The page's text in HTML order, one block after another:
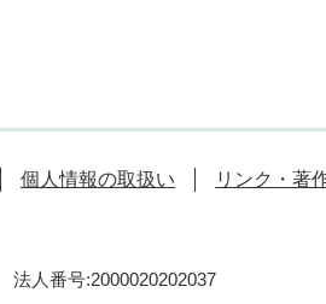
個人情報の取扱い リンク・著
法人番号:2000020202037